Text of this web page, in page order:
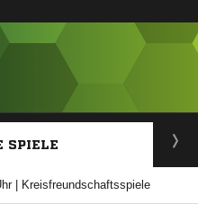
SPIELE
| Kreisfreundschaftsspiele